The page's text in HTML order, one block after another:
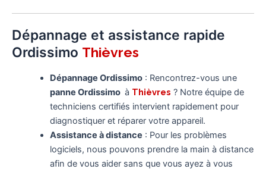
Dépannage et assistance rapide
Ordissimo Thièvres
Dépannage Ordissimo: Rencontrez-vous une
panne Ordissimoà Thièvres ? Notre équipe de
techniciens certifiés intervient rapidement pour
diagnostiquer et réparer votre appareil.
Assistance à distance : Pour les problèmes
logiciels, nous pouvons prendre la main à distance
afin de vous aider sans que vous ayez à vous